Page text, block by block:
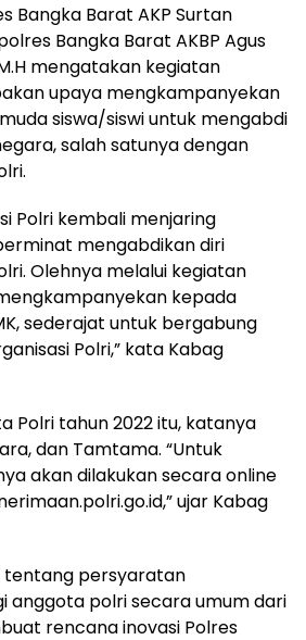
Bangka Barat AKP Surtan
Bangka Barat AKBP Agus
M.H mengatakan kegiatan
upaya mengkampanyekan
siswa/siswi untuk mengabdi
salah satunya dengan
Polri kembali menjaring
mengabdikan diri
Olehnya melalui kegiatan
kepada
sederajat untuk bergabung
Polri,” kata Kabag
Polri tahun 2022 itu, katanya
dan Tamtama. “Untuk
akan dilakukan secara online
ujar Kabag
tentang persyaratan
anggota polri secara umum dari
rencana inovasi Polres